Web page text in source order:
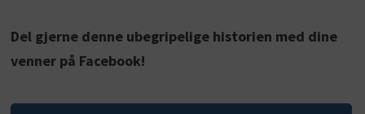
Del gjerne denne ubegripelige historien med dine
venner på Facebook!